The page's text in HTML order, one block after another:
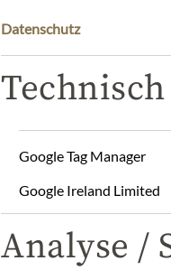
Datenschutz
Google Tag Manager
Google Ireland Limited
Analyse /